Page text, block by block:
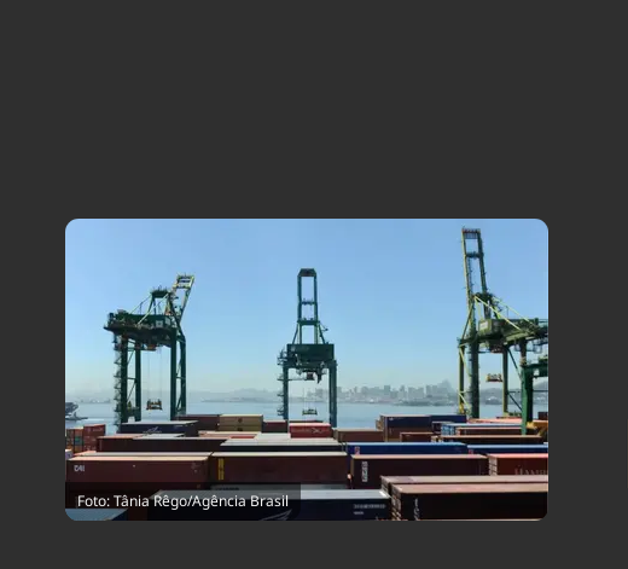
Foto: Tânia Rêgo/Agência Brasil